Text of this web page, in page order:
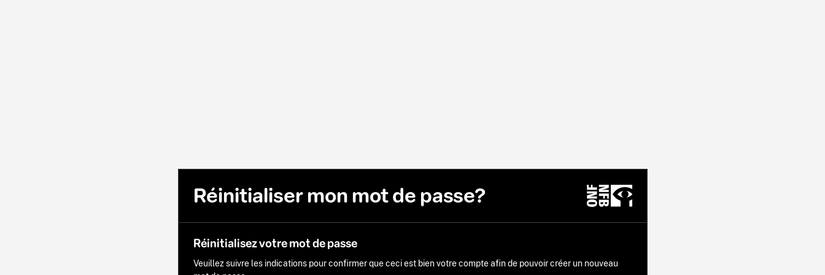
Réinitialiser mon mot de passe?
Réinitialisez votre mot de passe
Veuillez suivre les indications pour confirmer que ceci est bien votre compte afin de pouvoir créer un nouveau